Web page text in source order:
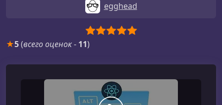
egghead
★5(всего оценок- 11)